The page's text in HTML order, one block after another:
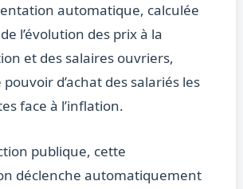
automatique, calculée
l’évolution des prix à la
et des salaires ouvriers,
d’achat des salariés les
face à l’inflation.
publique, cette
déclenche automatiquement